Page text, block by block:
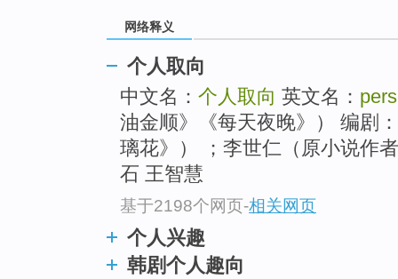
网络释义
个人取向
中文名： 个人取向 英文名：
油金顺》《每天夜晚》） 编剧
璃花》） ；李世仁（原小说作
石 王智慧
基于2198个网页-相关网页
个人兴趣
韩剧个人趣向